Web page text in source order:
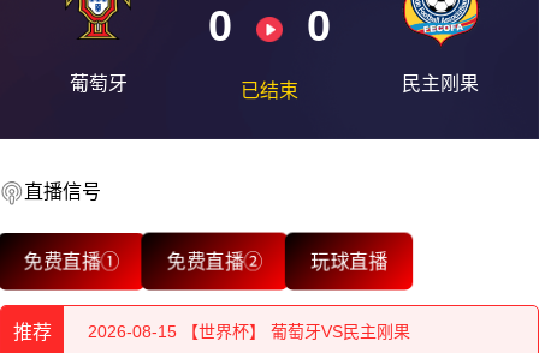
葡萄牙
0 0
已结束 民主刚果
直播信号
免费直播① 免费直播② 玩球直播
推荐
2026-08-15 【世界杯】 葡萄牙VS民主刚果
2026-08-15 【世界杯】 葡萄牙VS民主刚果
2026-08-15 【世界杯】 葡萄牙VS民主刚果